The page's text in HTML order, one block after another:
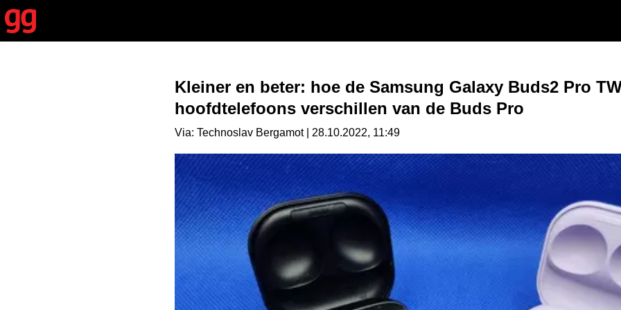
Kleiner en beter: hoe de Samsung Galaxy Buds2 Pro
hoofdtelefoons verschillen van de Buds Pro
Via: Technoslav Bergamot | 28.10.2022, 11:49